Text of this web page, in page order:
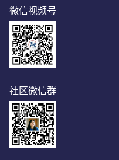
微信视频号
社区微信群